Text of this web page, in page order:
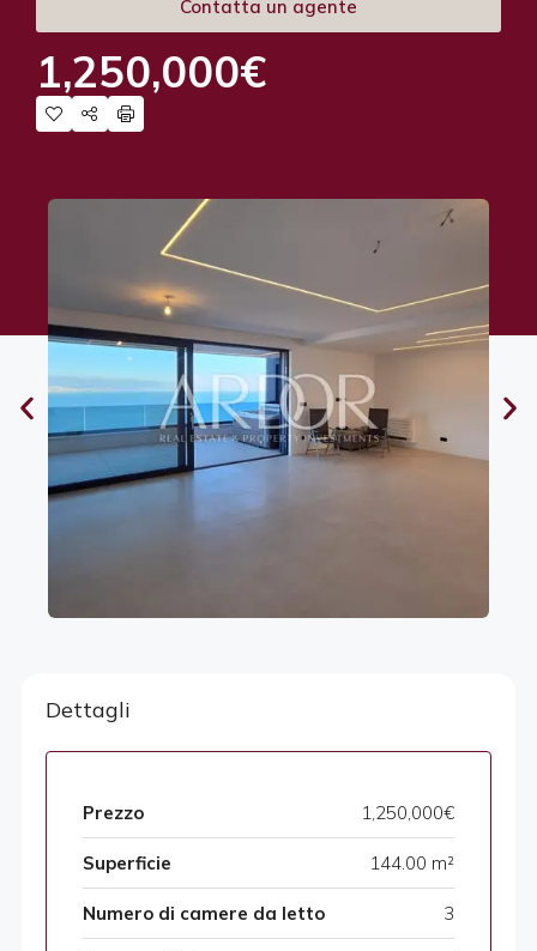
Contatta un agente
1,250,000€
Dettagli
Prezzo 1,250,000€
Superficie 144.00 m²
Numero di camere da letto 3